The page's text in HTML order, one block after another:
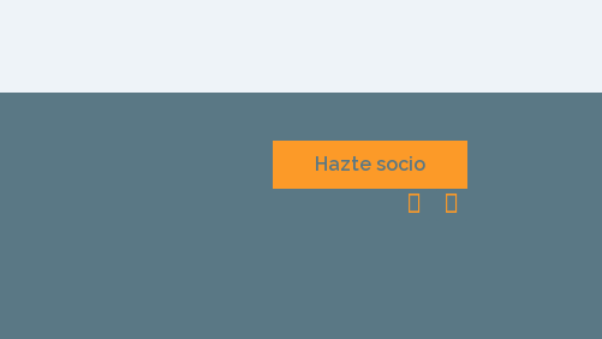
Hazte socio